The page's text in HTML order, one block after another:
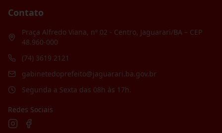
Contato
Praça Alfredo Viana, nº 02 - Centro, Jaguarari/BA – CEP
48.960-000
(74) 3619 2121
gabinetedoprefeito@jaguarari.ba.gov.br
Segunda a Sexta das 08h às 17h.
Redes Sociais